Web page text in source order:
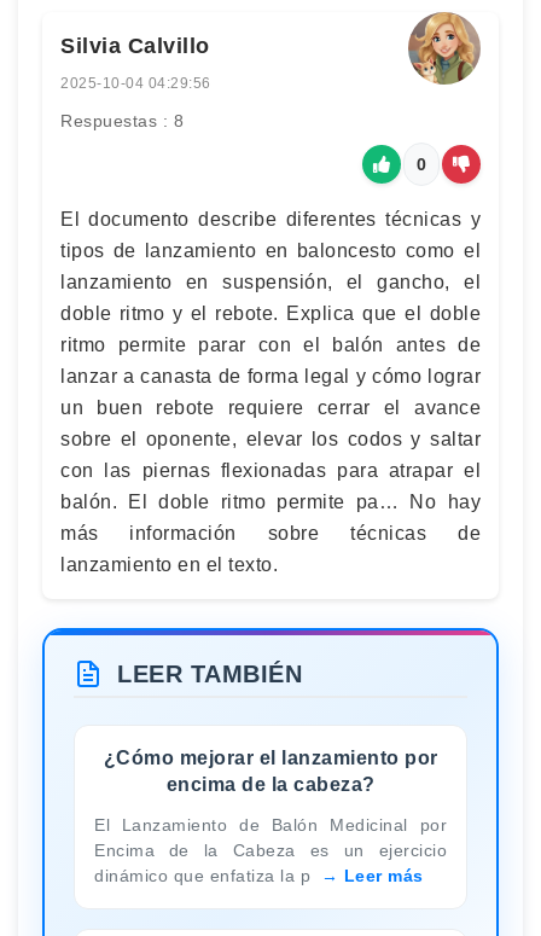
Silvia Calvillo
2025-10-04 04:29:56
Respuestas : 8
0
El documento describe diferentes técnicas y
tipos de lanzamiento en baloncesto como el
lanzamiento en suspensión, el gancho, el
doble ritmo y el rebote. Explica que el doble
ritmo permite parar con el balón antes de
lanzar a canasta de forma legal y cómo lograr
un buen rebote requiere cerrar el avance
sobre el oponente, elevar los codos y saltar
con las piernas flexionadas para atrapar el
balón. El doble ritmo permite pa… No hay
más información sobre técnicas de
lanzamiento en el texto.
LEER TAMBIÉN
¿Cómo mejorar el lanzamiento por
encima de la cabeza?
El Lanzamiento de Balón Medicinal por
Encima de la Cabeza es un ejercicio
dinámico que enfatiza la p
Leer más